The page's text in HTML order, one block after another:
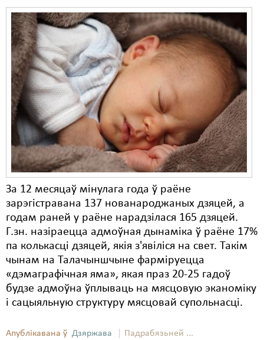
За 12 месяцаў мінулага года ў раёне
зарэгістравана 137 нованароджаных дзяцей, а
годам раней у раёне нарадзілася 165 дзяцей.
Г.зн. назіраецца адмоўная дынаміка ў раёне 17%
па колькасці дзяцей, якія з'явіліся на свет. Такім
чынам на Талачыншчыне фарміруецца
«дэмаграфічная яма», якая праз 20-25 гадоў
будзе адмоўна ўплываць на мясцовую эканоміку
і сацыяльную структуру мясцовай супольнасці.
Апублікавана ў Дзяржава Падрабязьней ...
Дзяржава
Дыскрымінацыя
Затрыманьні
Карная псыхіятрыя
КПЧ ААН
Культурныя правы
ЛПП
Мігранты
Мірныя сходы
Палітвязьні
Праваабаронцы
Правы дзіцяці
Пэнітэнцыярная сыстэма
Рознае